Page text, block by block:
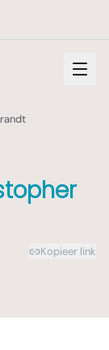
Kopieer link